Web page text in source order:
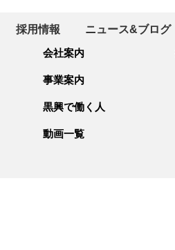
採用情報 ニュース&ブログ
会社案内
事業案内
黒興で働く人
動画一覧